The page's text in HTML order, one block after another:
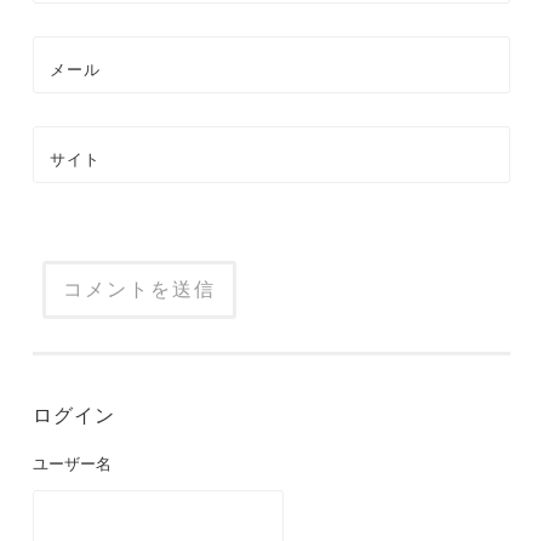
メール
サイト
ログイン
ユーザー名